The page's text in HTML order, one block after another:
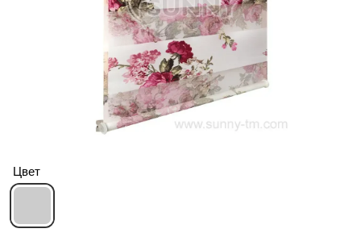
Цвет